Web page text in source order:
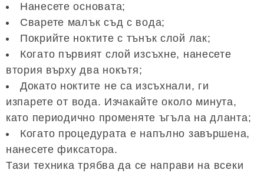
Нанесете основата;
Сварете малък съд с вода;
Покрийте ноктите с тънък слой лак;
Когато първият слой изсъхне, нанесете
втория върху два нокътя;
Докато ноктите не са изсъхнали, ги
изпарете от вода. Изчакайте около минута,
като периодично променяте ъгъла на дланта;
Когато процедурата е напълно завършена,
нанесете фиксатора.
Тази техника трябва да се направи на всеки